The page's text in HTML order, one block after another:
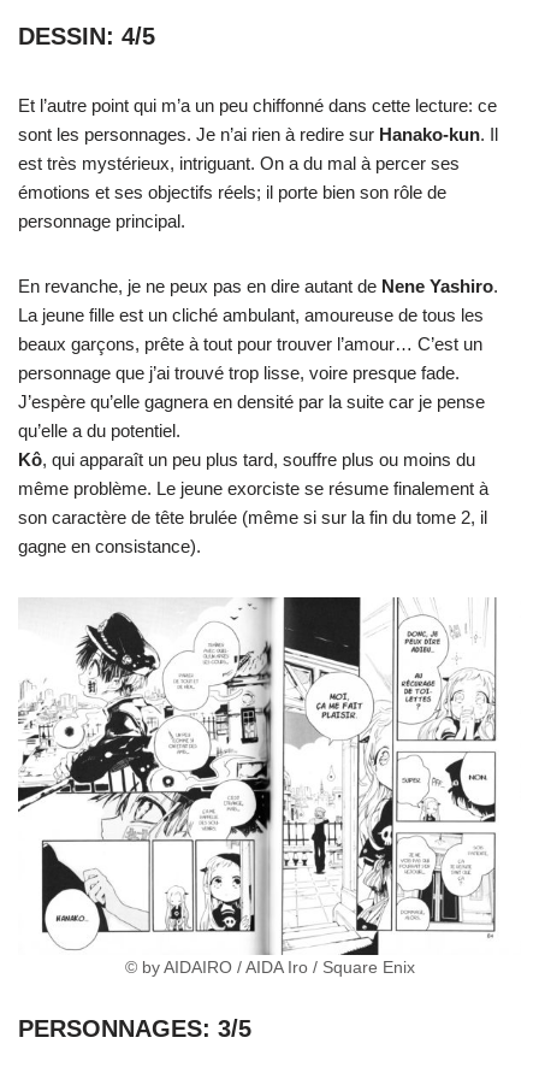
DESSIN: 4/5
Et l’autre point qui m’a un peu chiffonné dans cette lecture: ce
sont les personnages. Je n’ai rien à redire sur Hanako-kun. Il
est très mystérieux, intriguant. On a du mal à percer ses
émotions et ses objectifs réels; il porte bien son rôle de
personnage principal.
En revanche, je ne peux pas en dire autant de Nene Yashiro.
La jeune fille est un cliché ambulant, amoureuse de tous les
beaux garçons, prête à tout pour trouver l’amour… C’est un
personnage que j’ai trouvé trop lisse, voire presque fade.
J’espère qu’elle gagnera en densité par la suite car je pense
qu’elle a du potentiel.
Kô, qui apparaît un peu plus tard, souffre plus ou moins du
même problème. Le jeune exorciste se résume finalement à
son caractère de tête brulée (même si sur la fin du tome 2, il
gagne en consistance).
© by AIDAIRO / AIDA Iro / Square Enix
PERSONNAGES: 3/5